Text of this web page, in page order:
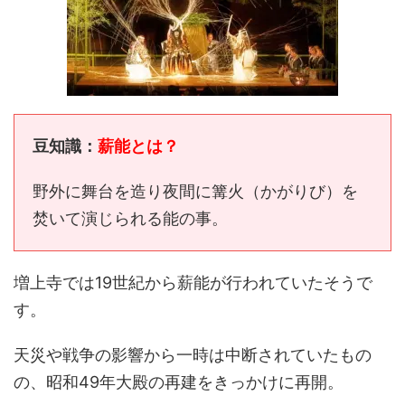
豆知識： 薪能とは？
野外に舞台を造り夜間に篝火（かがりび）を
焚いて演じられる能の事。
増上寺では19世紀から薪能が行われていたそうで
す。
天災や戦争の影響から一時は中断されていたもの
の、昭和49年大殿の再建をきっかけに再開。